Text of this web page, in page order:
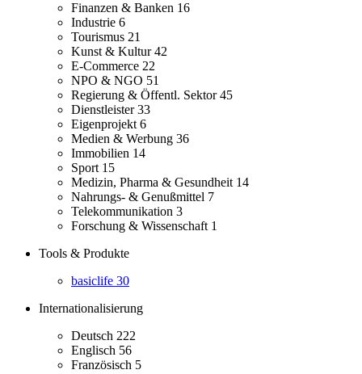
Finanzen & Banken 16
Industrie 6
Tourismus 21
Kunst & Kultur42
E-Commerce 22
NPO & NGO 51
Regierung & Öffentl. Sektor45
Dienstleister33
Eigenprojekt 6
Medien & Werbung 36
Immobilien 14
Sport 15
Medizin, Pharma & Gesundheit 14
Nahrungs- & Genußmittel 7
Telekommunikation 3
Forschung & Wissenschaft 1
Tools & Produkte
basiclife 30
Internationalisierung
Deutsch 222
Englisch 56
Französisch 5